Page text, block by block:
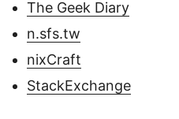
The Geek Diary
n.sfs.tw
nixCraft
StackExchange